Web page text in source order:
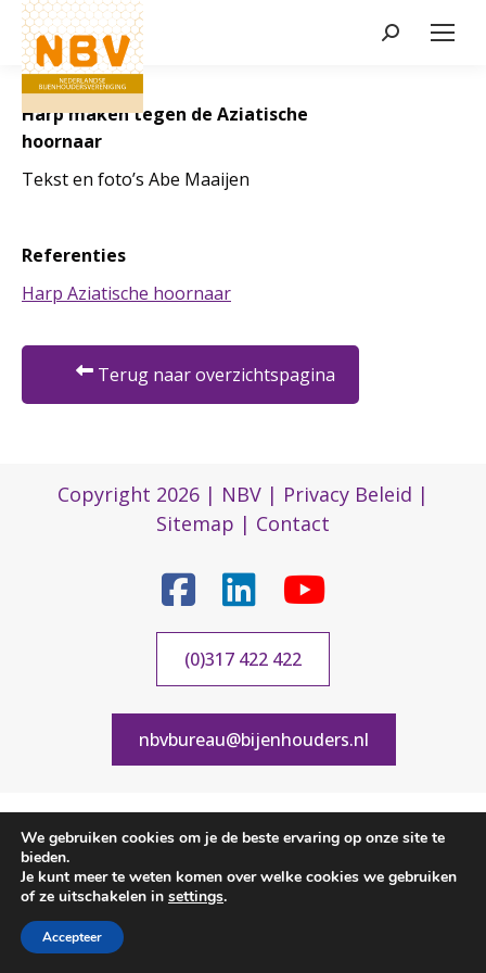
Zoeken:
Harp maken tegen de Aziatische
hoornaar
Tekst en foto’s Abe Maaijen
Referenties
Harp Aziatische hoornaar
Terug naar overzichtspagina
Copyright 2026 | NBV | Privacy Beleid |
Sitemap | Contact
(0)317 422 422
nbvbureau@bijenhouders.nl
We gebruiken cookies om je de beste ervaring op onze site te
bieden.
Je kunt meer te weten komen over welke cookies we gebruiken
of ze uitschakelen in settings.
Accepteer